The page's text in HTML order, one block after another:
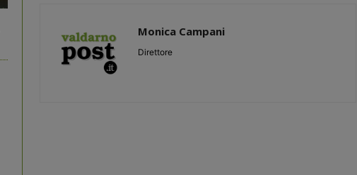
Monica Campani
Direttore